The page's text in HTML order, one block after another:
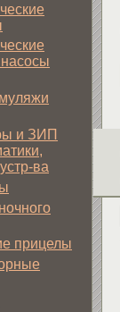
и ЗИП
ва
прицелы